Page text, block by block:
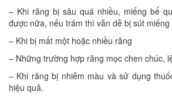
– Khi răng bị sâu quá nhiều, miếng bể
được nữa, nếu trám thì vẫn dễ bị sút miếng
– Khi bị mất một hoặc nhiều răng
– Những trường hợp răng mọc chen chúc,
– Khi răng bị nhiễm màu và sử dụng
hiệu quả.